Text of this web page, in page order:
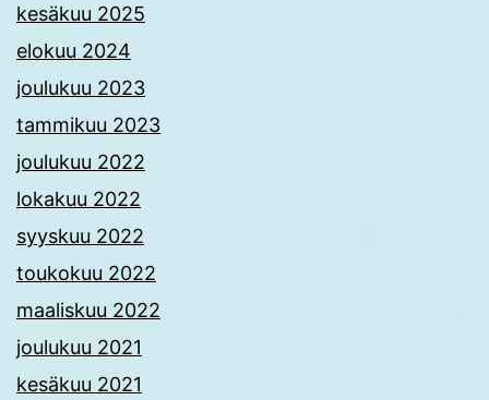
kesäkuu 2025
elokuu 2024
joulukuu 2023
tammikuu 2023
joulukuu 2022
lokakuu 2022
syyskuu 2022
toukokuu 2022
maaliskuu 2022
joulukuu 2021
kesäkuu 2021